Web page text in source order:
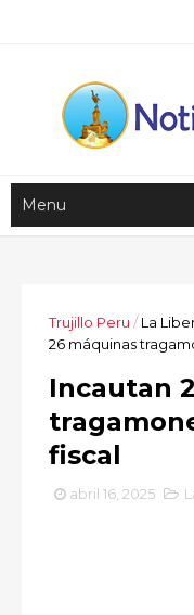
Trujillo Peru / La
26 máquinas
Incautan
fiscal
abril 16, 2025